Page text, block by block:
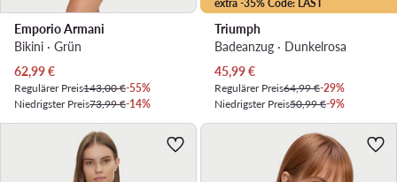
Emporio Armani
Bikini · Grün
Aktueller Preis
62,99€
Regulärer Preis143,00 €-55%
Niedrigster Preis73,99 €-14%
extra -35% Code: LAST
Triumph
Badeanzug · Dunkelrosa
Aktueller Preis
45,99€
Regulärer Preis64,99 €-29%
Niedrigster Preis50,99 €-9%